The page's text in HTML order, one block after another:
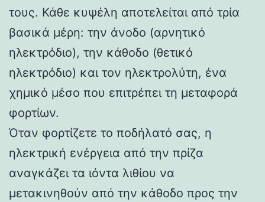
τους. Κάθε κυψέλη αποτελείται από τρία
βασικά μέρη: την άνοδο (αρνητικό
ηλεκτρόδιο), την κάθοδο (θετικό
ηλεκτρόδιο) και τον ηλεκτρολύτη, ένα
χημικό μέσο που επιτρέπει τη μεταφορά
φορτίων.
Όταν φορτίζετε το ποδήλατό σας, η
ηλεκτρική ενέργεια από την πρίζα
αναγκάζει τα ιόντα λιθίου να
μετακινηθούν από την κάθοδο προς την